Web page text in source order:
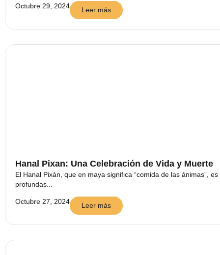
Octubre 29, 2024 Leer más
Hanal Pixan: Una Celebración de Vida y Muerte
El Hanal Pixán, que en maya significa “comida de las ánimas”,
profundas...
Octubre 27, 2024 Leer más